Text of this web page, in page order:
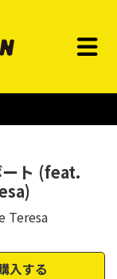
ト (feat.
Teresa
入する